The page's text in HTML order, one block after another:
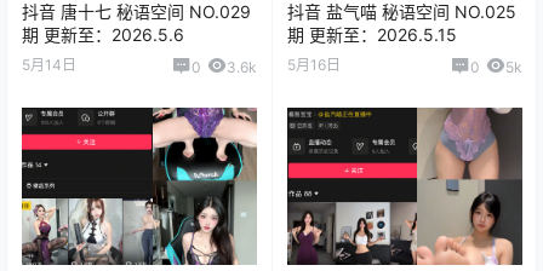
抖音 唐十七 秘语空间 NO.029
期 更新至：2026.5.6
5月14日 0 3.6k
抖音 盐气喵 秘语空间 NO.025
期 更新至：2026.5.15
5月16日 0 5k